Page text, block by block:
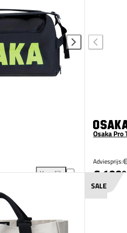
Vergelijk
Osaka Sports Duffel Bag
Osaka Pro
Adviesprijs:
€ 109
SALE